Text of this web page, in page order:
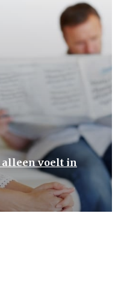
alleen voelt in